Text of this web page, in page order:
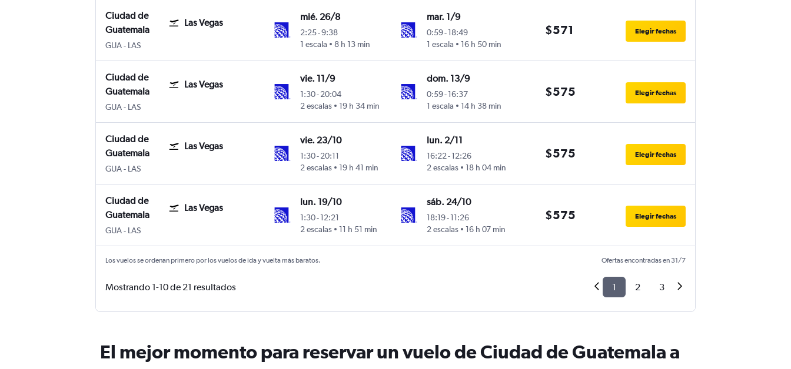
Ciudad de
Guatemala
Las Vegas
GUA- LAS
mié. 26/8
2:25-9:38
1 escala
8 h 13 min
mar. 1/9
0:59-18:49
1 escala
16 h 50 min
$571 Elegir fechas
Ciudad de
Guatemala
Las Vegas
GUA- LAS
vie. 11/9
1:30-20:04
2 escalas
19 h 34 min
dom. 13/9
0:59-16:37
1 escala
14 h 38 min
$575 Elegir fechas
Ciudad de
Guatemala
Las Vegas
GUA- LAS
vie. 23/10
1:30-20:11
2 escalas
19 h 41 min
lun. 2/11
16:22-12:26
2 escalas
18 h 04 min
$575 Elegir fechas
Ciudad de
Guatemala
Las Vegas
GUA- LAS
lun. 19/10
1:30-12:21
2 escalas
11 h 51 min
sáb. 24/10
18:19-11:26
2 escalas
16 h 07 min
$575 Elegir fechas
Los vuelos se ordenan primero por los vuelos de ida y vuelta más baratos. Ofertas encontradas en 31/7
Mostrando 1-10 de 21 resultados 1 2 3
El mejor momento para reservar un vuelo de Ciudad de Guatemala a